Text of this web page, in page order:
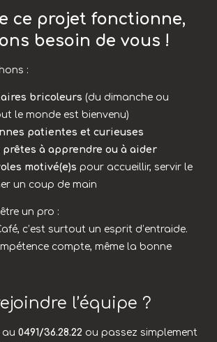
ce projet fonctionne,
besoin de vous !
:
bricoleurs (du dimanche ou
le monde est bienvenu)
patientes et curieuses
prêtes à apprendre ou à aider
motivé(e)s pour accueillir, servir le
un coup de main
un pro :
c’est surtout un esprit d’entraide.
compte, même la bonne
l’équipe ?
au 0491/36.28.22 ou passez simplement